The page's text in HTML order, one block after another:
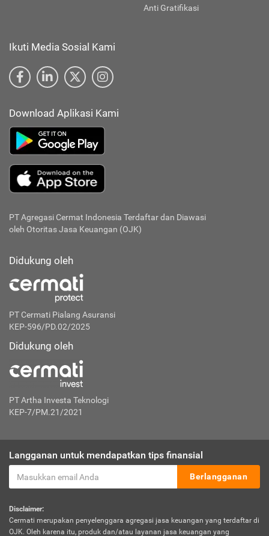
Anti Gratifikasi
Ikuti Media Sosial Kami
Download Aplikasi Kami
PT Agregasi Cermat Indonesia Terdaftar dan Diawasi
oleh Otoritas Jasa Keuangan (OJK)
Didukung oleh
PT Cermati Pialang Asuransi
KEP-596/PD.02/2025
Didukung oleh
PT Artha Investa Teknologi
KEP-7/PM.21/2021
Langganan untuk mendapatkan tips finansial
Berlangganan
Disclaimer:
Cermati merupakan penyelenggara agregasi jasa keuangan yang terdaftar di
OJK. Oleh karena itu, produk dan/atau layanan jasa keuangan yang